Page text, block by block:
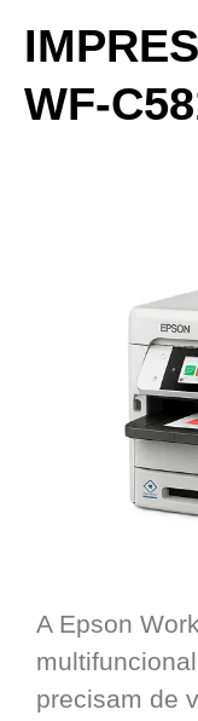
WF-
A Epson
precisam de